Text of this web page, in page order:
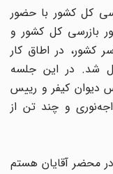
کل کشور با حضور
بازرسی کل کشور و
در اطاق کار
شد. در این جلسه
کیفر و رییس
و چند تن از
محضر آقایان هستم